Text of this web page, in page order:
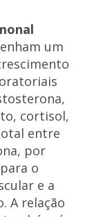
um
cortisol,
entre
por
o
e a
A relação